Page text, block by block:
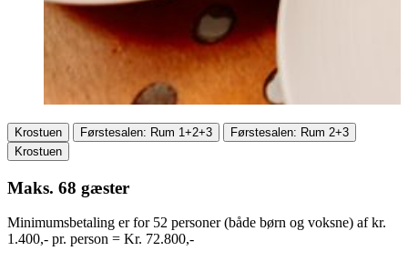
Krostuen Førstesalen: Rum 1+2+3
Førstesalen: Rum 2+3
Krostuen
Maks. 68 gæster
Minimumsbetaling er for 52 personer (både børn og voksne) af kr.
1.400,- pr. person = Kr. 72.800,-